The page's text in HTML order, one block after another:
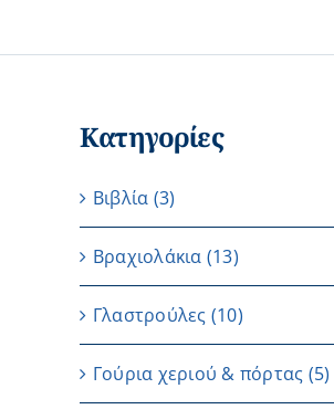
Κατηγορίες
Βιβλία (3)
Βραχιολάκια (13)
Γλαστρούλες (10)
Γούρια χεριού & πόρτας (5)